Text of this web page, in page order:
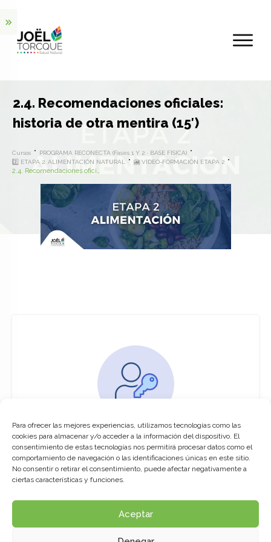
Para ofrecer las mejores experiencias, utilizamos tecnologías como las
cookies para almacenar y/o acceder a la información del dispositivo. El
consentimiento de estas tecnologías nos permitirá procesar datos como el
comportamiento de navegación o las identificaciones únicas en este sitio.
No consentir o retirar el consentimiento, puede afectar negativamente a
ciertas características y funciones.
Aceptar
2.4. Recomendaciones oficiales:
historia de otra mentira (15′)
Cursos
PROGRAMA RECONECTA (Fases 1 Y 2 · BASE FÍSICA)
2️⃣ ETAPA 2. ALIMENTACIÓN NATURAL
🎦 VÍDEO-FORMACIÓN ETAPA 2
2.4. Recomendaciones oficiales: historia de otra mentira (15′)
You must be logged in to access this
course
This course is only available for registered
Click here to login